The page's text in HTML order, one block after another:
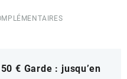
€ Garde : jusqu’en